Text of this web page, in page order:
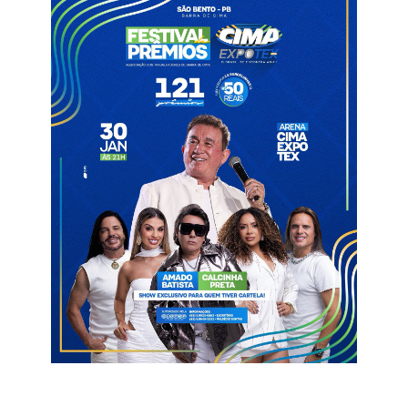
passado deverá liderar um novo bloco de oposição.
Catolé do Rocha Humberto Suassuna
Laurinho Maia